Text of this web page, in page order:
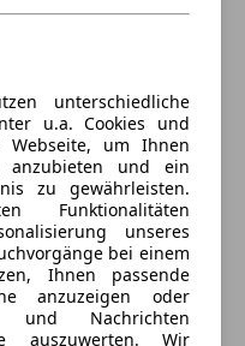
unterschiedliche
u.a. Cookies und
um Ihnen
anzubieten und ein
zu gewährleisten.
Funktionalitäten
unseres
bei einem
Ihnen passende
anzuzeigen oder
und Nachrichten
auszuwerten. Wir